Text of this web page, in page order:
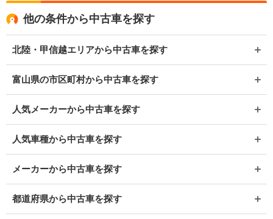
他の条件から中古車を探す
北陸・甲信越エリアから中古車を探す
富山県の市区町村から中古車を探す
人気メーカーから中古車を探す
人気車種から中古車を探す
メーカーから中古車を探す
都道府県から中古車を探す